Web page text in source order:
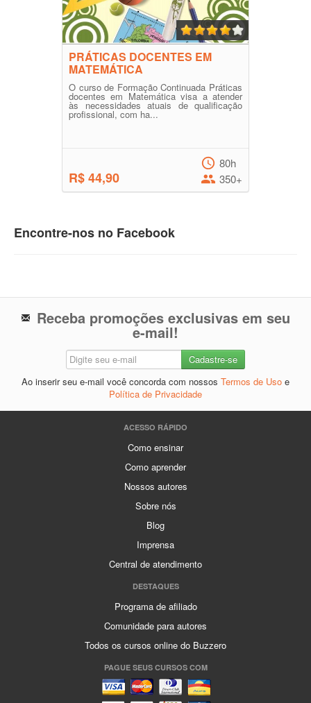
PRÁTICAS DOCENTES EM
MATEMÁTICA
O curso de Formação Continuada Práticas
docentes em Matemática visa a atender
às necessidades atuais de qualificação
profissional, com ha...
R$ 44,90
80h
350+
Encontre-nos no Facebook
Receba promoções exclusivas em seu
e-mail!
Ao inserir seu e-mail você concorda com nossos Termos de Uso e
Política de Privacidade
ACESSO RÁPIDO
Como ensinar
Como aprender
Nossos autores
Sobre nós
Blog
Imprensa
Central de atendimento
DESTAQUES
Programa de afiliado
Comunidade para autores
Todos os cursos online do Buzzero
PAGUE SEUS CURSOS COM